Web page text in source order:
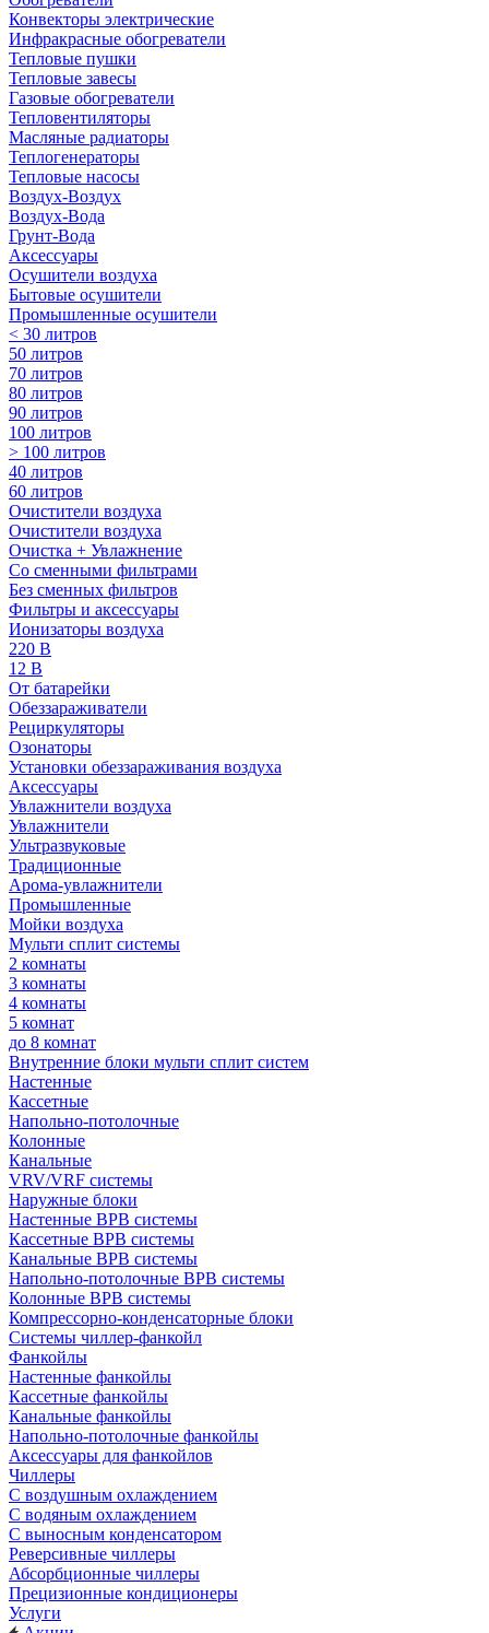
Конвекторы электрические
Инфракрасные обогреватели
Тепловые пушки
Тепловые завесы
Газовые обогреватели
Тепловентиляторы
Масляные радиаторы
Теплогенераторы
Тепловые насосы
Воздух-Воздух
Воздух-Вода
Грунт-Вода
Аксессуары
Осушители воздуха
Бытовые осушители
Промышленные осушители
< 30 литров
50 литров
70 литров
80 литров
90 литров
100 литров
> 100 литров
40 литров
60 литров
Очистители воздуха
Очистители воздуха
Очистка + Увлажнение
Cо сменными фильтрами
Без сменных фильтров
Фильтры и аксессуары
Ионизаторы воздуха
220 В
12 В
От батарейки
Обеззараживатели
Рециркуляторы
Озонаторы
Установки обеззараживания воздуха
Аксессуары
Увлажнители воздуха
Увлажнители
Ультразвуковые
Традиционные
Арома-увлажнители
Промышленные
Мойки воздуха
Мульти сплит системы
2 комнаты
3 комнаты
4 комнаты
5 комнат
до 8 комнат
Внутренние блоки мульти сплит систем
Настенные
Кассетные
Напольно-потолочные
Колонные
Канальные
VRV/VRF системы
Наружные блоки
Настенные ВРВ системы
Кассетные ВРВ системы
Канальные ВРВ системы
Напольно-потолочные ВРВ системы
Колонные ВРВ системы
Компрессорно-конденсаторные блоки
Системы чиллер-фанкойл
Фанкойлы
Настенные фанкойлы
Кассетные фанкойлы
Канальные фанкойлы
Напольно-потолочные фанкойлы
Аксессуары для фанкойлов
Чиллеры
С воздушным охлаждением
С водяным охлаждением
С выносным конденсатором
Реверсивные чиллеры
Абсорбционные чиллеры
Прецизионные кондиционеры
Услуги